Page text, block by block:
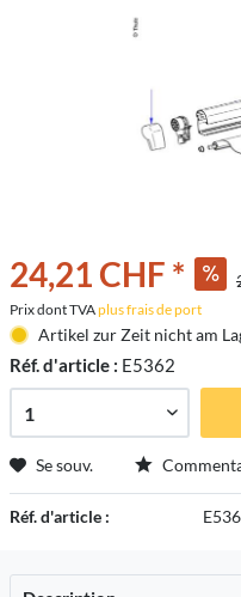
24,21 CHF *
Prix dont TVAplus frais de port
Artikel zur Zeit nicht am
Réf. d'article : E5362
Se souv.
Réf. d'article :